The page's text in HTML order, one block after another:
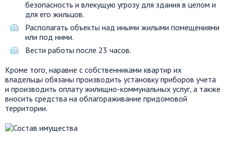
безопасность и влекущую угрозу для здания в целом и
для его жильцов.
Располагать объекты над иными жилыми помещениями
или под ними.
Вести работы после 23 часов.
Кроме того, наравне с собственниками квартир их
владельцы обязаны производить установку приборов учета
и производить оплату жилищно-коммунальных услуг, а также
вносить средства на облагораживание придомовой
территории.